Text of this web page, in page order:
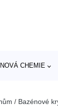
CHEMIE
/ Bazénové